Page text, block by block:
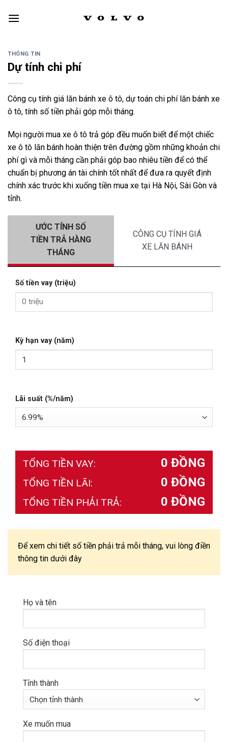
THÔNG TIN
Dự tính chi phí
Công cụ tính giá lăn bánh xe ô tô, dự toán chi phí lăn bánh xe
ô tô, tính số tiền phải góp mỗi tháng.
Mọi người mua xe ô tô trả góp đều muốn biết để một chiếc
xe ô tô lăn bánh hoàn thiện trên đường gồm những khoản chi
phí gì và mỗi tháng cần phải góp bao nhiêu tiền để có thể
chuẩn bị phương án tài chính tốt nhất để đưa ra quyết định
chính xác trước khi xuống tiền mua xe tại Hà Nội, Sài Gòn và
tỉnh.
ƯỚC TÍNH SỐ
TIỀN TRẢ HÀNG
THÁNG
CÔNG CỤ TÍNH GIÁ
XE LĂN BÁNH
Số tiền vay (triệu)
Kỳ hạn vay (năm)
Lãi suất (%/năm)
TỔNG TIỀN VAY: 0 ĐỒNG
TỔNG TIỀN LÃI: 0 ĐỒNG
TỔNG TIỀN PHẢI TRẢ: 0 ĐỒNG
Để xem chi tiết số tiền phải trả mỗi tháng, vui lòng điền
thông tin dưới đây
Họ và tên
Số điện thoại
Tỉnh thành
Xe muốn mua